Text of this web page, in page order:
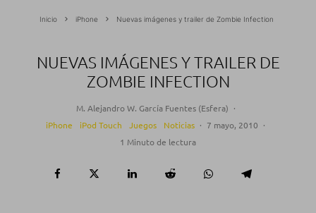
Inicio iPhone Nuevas imágenes y trailer de Zombie Infection
NUEVAS IMÁGENES Y TRAILER DE
ZOMBIE INFECTION
M. Alejandro W. García Fuentes (Esfera) ·
iPhone
iPod Touch Juegos Noticias · 7 mayo, 2010 ·
1 Minuto de lectura